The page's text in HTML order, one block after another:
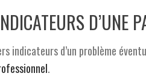
D’UNE
indicateurs d’un problème
.